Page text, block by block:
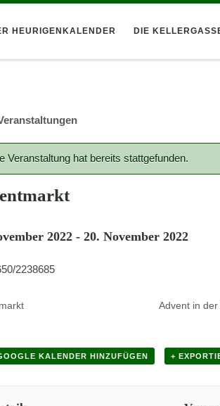
HEURIGENKALENDER DIE
Veranstaltung hat bereits stattgefunden.
2022 - 20. November 2022
2238685
Advent in
KALENDER HINZUFÜGEN +